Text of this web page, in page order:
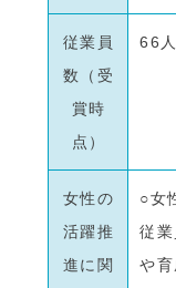
従業員
数（受
賞時
点）
66
女性の
活躍推
進に関
○女
従
や